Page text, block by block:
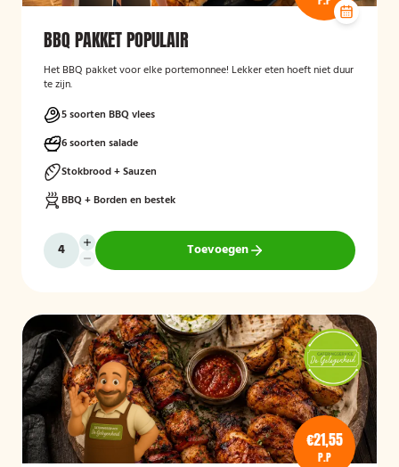
BBQ PAKKET POPULAIR
Het BBQ pakket voor elke portemonnee! Lekker eten hoeft niet duur
te zijn.
5 soorten BBQ vlees
6 soorten salade
Stokbrood + Sauzen
BBQ + Borden en bestek
Toevoegen
€21,55
P.P